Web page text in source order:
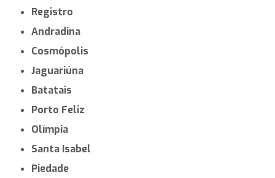
Registro
Andradina
Cosmópolis
Jaguariúna
Batatais
Porto Feliz
Olímpia
Santa Isabel
Piedade